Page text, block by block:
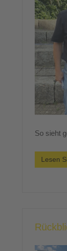
So sieht
Lesen